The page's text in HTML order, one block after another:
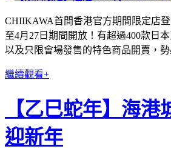
CHIIKAWA首間香港官方期間限定店
至4月27日期間開放！有超過400款日
以及只限會場發售的特色商品開賣，勢
繼續觀看+
【乙巳蛇年】海港
迎新年